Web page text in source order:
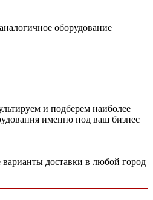
оборудование
и подберем наиболее
именно под ваш бизнес
доставки в любой город